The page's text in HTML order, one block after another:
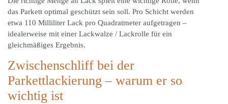
das Parkett optimal geschützt sein soll. Pro Schicht werden
etwa 110 Milliliter Lack pro Quadratmeter aufgetragen –
idealerweise mit einer Lackwalze / Lackrolle für ein
gleichmäßiges Ergebnis.
Zwischenschliff bei der
Parkettlackierung – warum er so
wichtig ist